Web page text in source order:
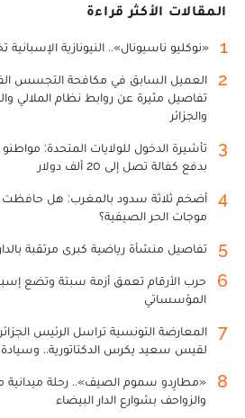
المقالات الأكثر قراءة
1 «نوكليو ناسيونال».. النيونازية الإسبانية
2
العميل السابق في مكافحة التجسس
تفاصيل مثيرة عن روابط نظام الملالي
والجزائر
3
بدفع كفالة تصل إلى 20 ألف دولار
4
أضخم ثلاثة سدود بالمغرب: هل
موجات الحر الصيفية؟
5 تفاصيل منشأة رياضية كبرى مرتقبة
6
حرب الأرقام تعمق أزمة سبتة وتضع
المؤسساتي
7
المعارضة التونسية تراسل الرئيس
لقيس سعيد يكرس الدكتاتورية..
8
«مطارِدو سموم الصيف».. رحلة ميدانية
والزواحف بشوارع الدار البيضاء